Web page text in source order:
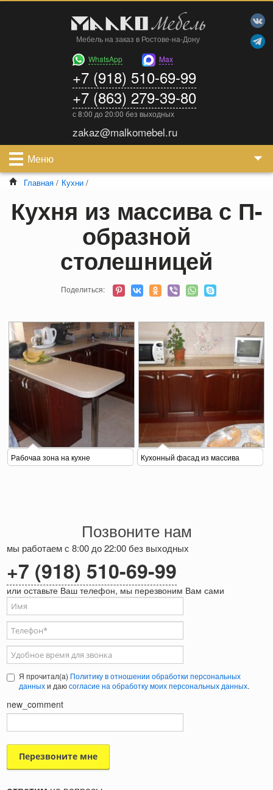
Мебель на заказ в Ростове-на-Дону
WhatsApp
Max
+7 (918) 510-69-99
+7 (863) 279-39-80
с 8:00 до 20:00 без выходных
zakaz@malkomebel.ru
Меню
Главная / Кухни /
Кухня из массива с П-
образной
столешницей
Поделиться:
Рабочаа зона на кухне Кухонный фасад из массива
Позвоните нам
мы работаем с 8:00 до 22:00 без выходных
+7 (918) 510-69-99
или оставьте Ваш телефон, мы перезвоним Вам сами
Ваше имя
Телефон*
Удобное время для звонка
Я прочитал(а) Политику в отношении обработки персональных
данныхи даюсогласие на обработку моих персональных данных.
new_comment